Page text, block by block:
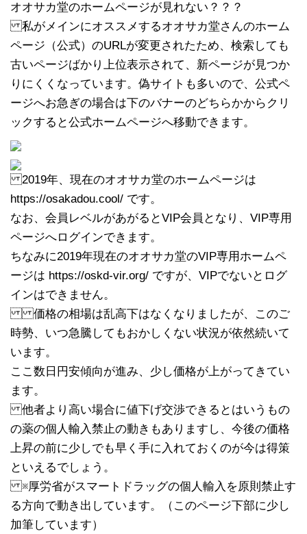
オオサカ堂のホームページが見れない？？？
私がメインにオススメするオオサカ堂さんのホーム
ページ（公式）のURLが変更されたため、検索しても
古いページばかり上位表示されて、新ページが見つか
りにくくなっています。偽サイトも多いので、公式ペ
ージへお急ぎの場合は下のバナーのどちらかからクリ
ックすると公式ホームページへ移動できます。
2019年、現在のオオサカ堂のホームページは
https://osakadou.cool/ です。
なお、会員レベルがあがるとVIP会員となり、VIP専用
ページへログインできます。
ちなみに2019年現在のオオサカ堂のVIP専用ホームペ
ージは https://oskd-vir.org/ ですが、VIPでないとログ
インはできません。
価格の相場は乱高下はなくなりましたが、このご
時勢、いつ急騰してもおかしくない状況が依然続いて
います。
ここ数日円安傾向が進み、少し価格が上がってきてい
ます。
他者より高い場合に値下げ交渉できるとはいうもの
の薬の個人輸入禁止の動きもありますし、今後の価格
上昇の前に少しでも早く手に入れておくのが今は得策
といえるでしょう。
※厚労省がスマートドラッグの個人輸入を原則禁止す
る方向で動き出しています。（このページ下部に少し
加筆しています）